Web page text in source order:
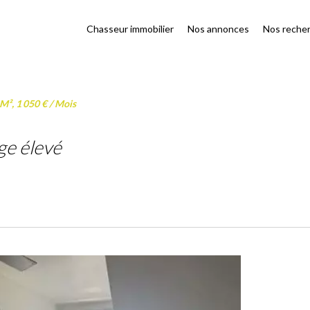
Chasseur immobilier Nos annonces Nos
1 050 € / Mois
élevé